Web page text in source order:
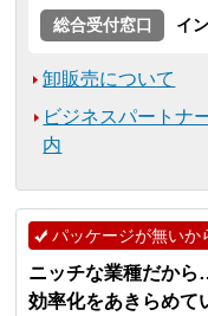
総合受付窓口
イ
卸販売について
ビジネスパートナ
内
パッケージが無いか
ニッチな業種だか
効率化をあきらめて